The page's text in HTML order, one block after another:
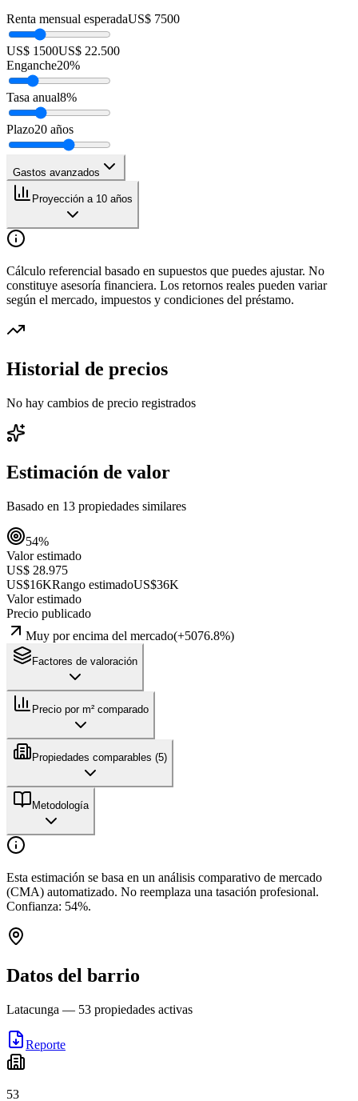
Renta mensual esperadaUS$ 7500
US$ 1500US$ 22.500
Enganche20%
Tasa anual8%
Plazo20 años
Gastos avanzados
Proyección a 10 años
Cálculo referencial basado en supuestos que puedes ajustar. No
constituye asesoría financiera. Los retornos reales pueden variar
según el mercado, impuestos y condiciones del préstamo.
Historial de precios
No hay cambios de precio registrados
Estimación de valor
Basado en 13 propiedades similares
54%
Valor estimado
US$ 28.975
US$16KRango estimadoUS$36K
Valor estimado
Precio publicado
Muy por encima del mercado(+5076.8%)
Factores de valoración
Precio por m² comparado
Propiedades comparables (5)
Metodología
Esta estimación se basa en un análisis comparativo de mercado
(CMA) automatizado. No reemplaza una tasación profesional.
Confianza: 54%.
Datos del barrio
Latacunga — 53 propiedades activas
Reporte
53